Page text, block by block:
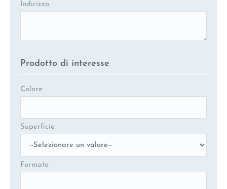
Indirizzo
Prodotto di interesse
Colore
Superficie
Formato